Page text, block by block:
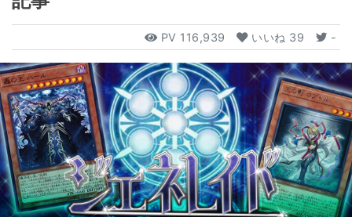
PV 116,939 いいね 39 -